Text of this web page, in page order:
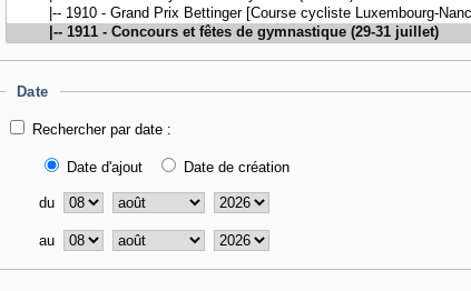
Date
Rechercher par date :
Date d'ajout Date de création
du
au